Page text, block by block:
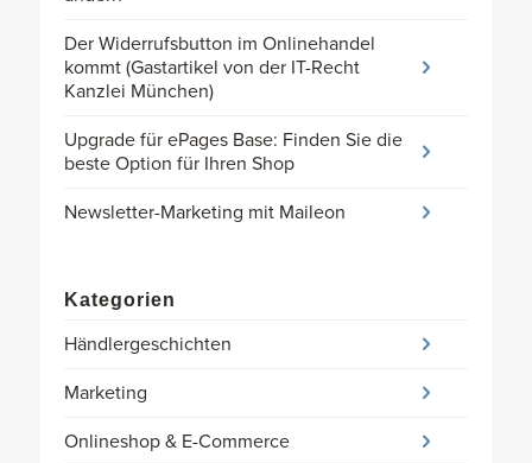
Der Widerrufsbutton im Onlinehandel
kommt (Gastartikel von der IT-Recht
Kanzlei München)
Upgrade für ePages Base: Finden Sie die
beste Option für Ihren Shop
Newsletter-Marketing mit Maileon
Kategorien
Händlergeschichten
Marketing
Onlineshop & E-Commerce